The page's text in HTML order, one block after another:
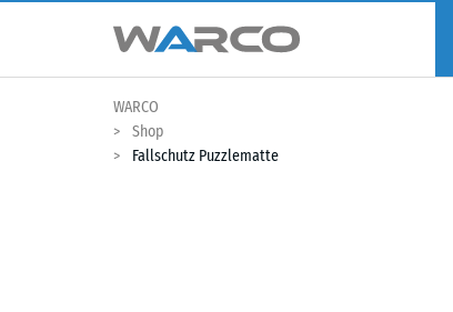
WARCO
Shop
Fallschutz Puzzlematte